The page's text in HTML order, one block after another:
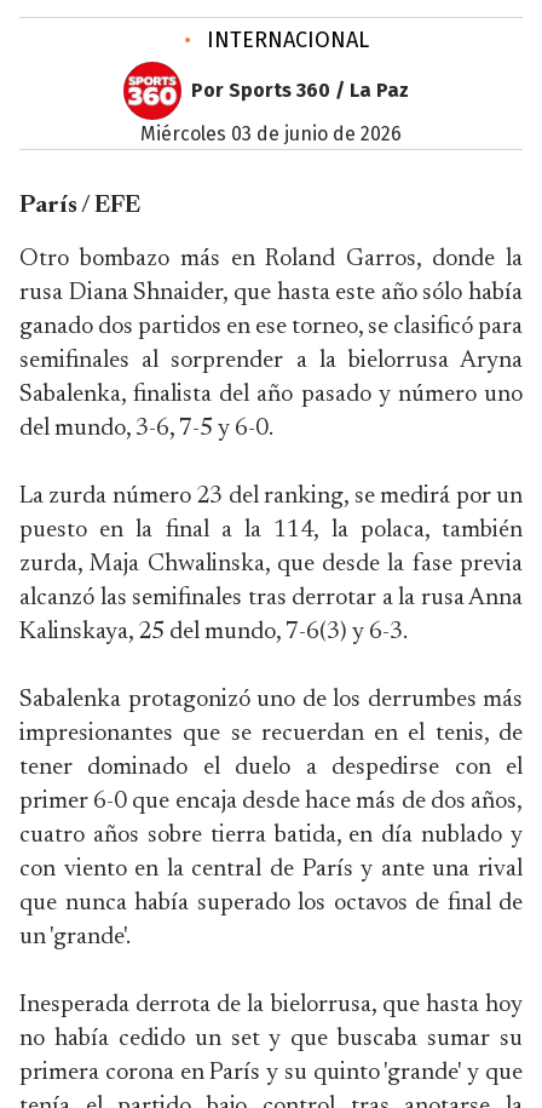
• INTERNACIONAL
Por Sports 360 / La Paz
miércoles 03 de junio de 2026
París / EFE
Otro bombazo más en Roland Garros, donde la
rusa Diana Shnaider, que hasta este año sólo había
ganado dos partidos en ese torneo, se clasificó para
semifinales al sorprender a la bielorrusa Aryna
Sabalenka, finalista del año pasado y número uno
del mundo, 3-6, 7-5 y 6-0.
La zurda número 23 del ranking, se medirá por un
puesto en la final a la 114, la polaca, también
zurda, Maja Chwalinska, que desde la fase previa
alcanzó las semifinales tras derrotar a la rusa Anna
Kalinskaya, 25 del mundo, 7-6(3) y 6-3.
Sabalenka protagonizó uno de los derrumbes más
impresionantes que se recuerdan en el tenis, de
tener dominado el duelo a despedirse con el
primer 6-0 que encaja desde hace más de dos años,
cuatro años sobre tierra batida, en día nublado y
con viento en la central de París y ante una rival
que nunca había superado los octavos de final de
un 'grande'.
Inesperada derrota de la bielorrusa, que hasta hoy
no había cedido un set y que buscaba sumar su
primera corona en París y su quinto 'grande' y que